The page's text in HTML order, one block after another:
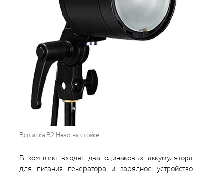
Вспышка B2 Head на стойке.
В комплект входят два одинаковых аккумулятора
для питания генератора и зарядное устройство